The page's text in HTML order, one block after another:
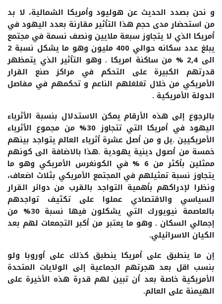
و نحن بصدد الحديث عن هوليود وأمريكا الشمالية، لا بد
من استحضار مدى حجم هذا التأثير مقارنة بعدد اليهود في
أمريكا الذي لا يتجاوز سبعة ملايين ونصف نسمة في مجتمع
يبلغ عدد سكانه حوالي 400 مليون وهو ما يشكل نسبة 2
الى 2,4 % من ساكنة امريكا . وهو التأثير الذي يتمظهر
قدرتهم الكبيرة على التحكم في مراكز صنع القرار
الأمريكي من خلال تغلغلهم الناعم و تحكمهم في مفاصل
الدولة الأمريكية .
بالرجوع إلى هذه الأرقام يمكن الاستدلال بنسبة الأثرياء
اليهود في أمريكا التي تتجاوز 30% من مجموع الأثرياء
الأمريكيين .يل و من أصل عشرة أثرياء العالم يتواجد بينهم
خمسة من أصول دينية يهودية .هذا بالاضافة الى كونهم
ممثلين بأكثر من 6 % في الكونغرس الأمريكي وهو ما
يتجاوز نسبة تمثيلهم في المجتمع الأمريكي بثلاث اضعاف،
ونظرا لإدراكهم بأهمية التواجد بالقرب من دوائر القرار
السياسي والاقتصادي عملوا على تكثيف تواجدهم
بالعاصمة نيويورك التي يشكلون فيها نسبة 30% من
إجمالي السكان . وهو ما يعتبر من أكبر التجمعات لهم بعد
الكيان الاسرائيلي.
إن ما ينطبق على أمريكا ينطبق كذلك على أوروبا ولو
بنسب اقل بعد هجرتهم الجماعية إلى الولايات المتحدة
الأمريكية خاصة بعد أن تبين لهم قدرة هذه الأخيرة على
الهيمنة على العالم.